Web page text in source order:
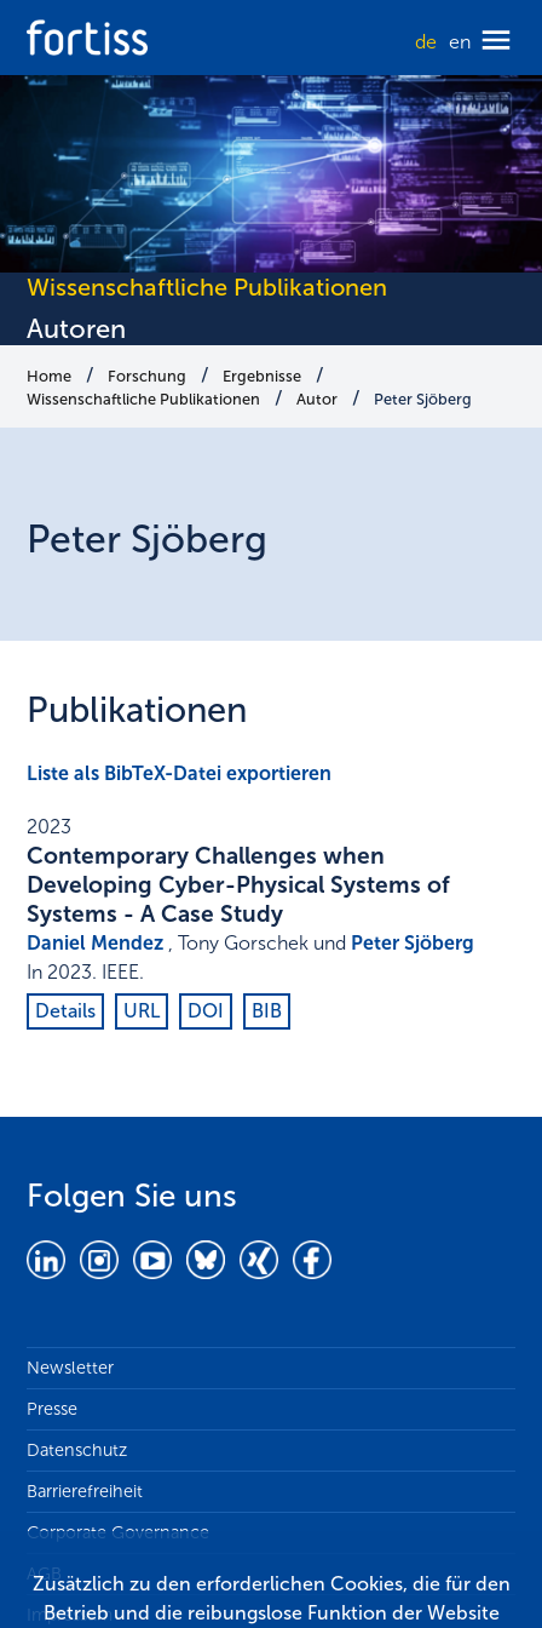
de en
Wissenschaftliche Publikationen
Autoren
Home Forschung
Ergebnisse
Wissenschaftliche Publikationen
Autor Peter Sjöberg
Peter Sjöberg
Publikationen
Liste als BibTeX-Datei exportieren
2023
Contemporary Challenges when
Developing Cyber-Physical Systems of
Systems - A Case Study
Daniel Mendez , Tony Gorschek und Peter Sjöberg
In 2023. IEEE.
Details
URL DOI BIB
Folgen Sie uns
Newsletter
Presse
Datenschutz
Barrierefreiheit
Corporate Governance
AGB
Impressum
Zusätzlich zu den erforderlichen Cookies, die für den
Betrieb und die reibungslose Funktion der Website